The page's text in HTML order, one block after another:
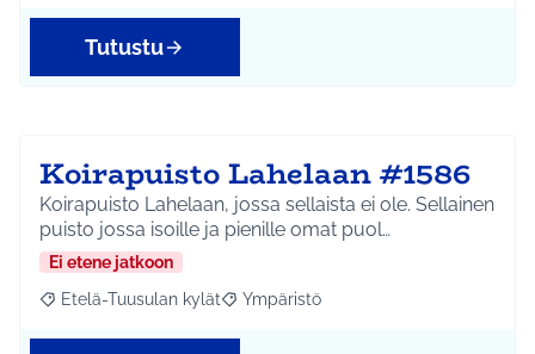
Tutustu
Koirapuisto Lahelaan #1586
Koirapuisto Lahelaan, jossa sellaista ei ole. Sellainen
puisto jossa isoille ja pienille omat puol…
Ei etene jatkoon
Rajaa tulokset aihepiirin mukaan: Etelä-Tuusulan kylät
Etelä-Tuusulan kylät Rajaa tulokset teeman mukaan:
Ympäristö